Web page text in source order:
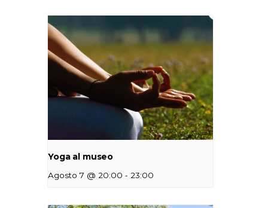
Yoga al museo
Agosto 7 @ 20:00 - 23:00